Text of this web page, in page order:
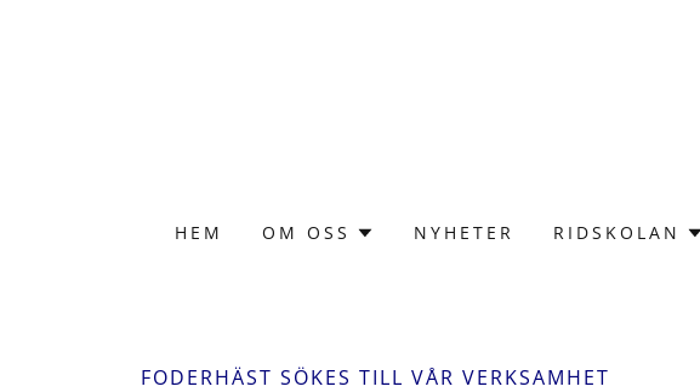
HEM OM OSS NYHETER RIDSKOLAN
FODERHÄST SÖKES TILL VÅR VERKSAMHET